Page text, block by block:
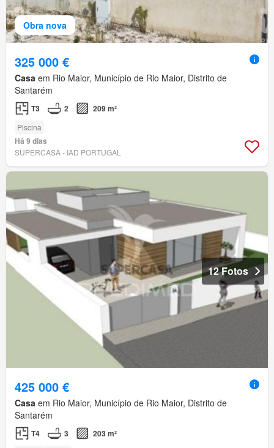
Obra nova
325 000 €
Casa em Rio Maior, Município de Rio Maior, Distrito de
Santarém
T3 2 209 m²
Piscina
Há 9 dias
SUPERCASA - IAD PORTUGAL
12 Fotos
425 000 €
Casa em Rio Maior, Município de Rio Maior, Distrito de
Santarém
T4 3 203 m²